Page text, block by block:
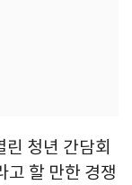
청년 간담회
고 할 만한 경쟁